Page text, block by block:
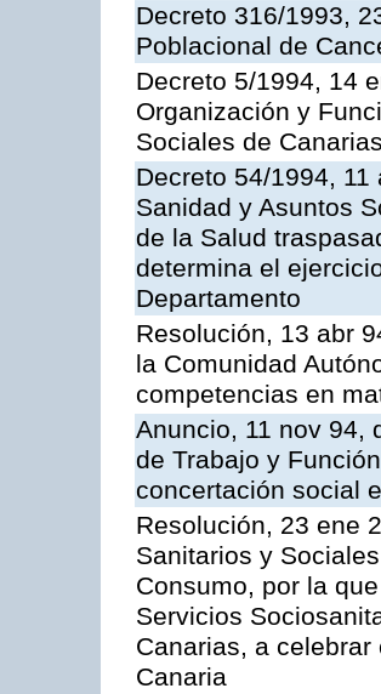
Decreto 316/1993,
Poblacional de
Decreto 5/1994, 14
Organización y
Sociales de Canarias
Decreto 54/1994,
Sanidad y Asuntos
de la Salud
determina el
Departamento
Resolución, 13 abr
la Comunidad
competencias en
Anuncio, 11 nov 94,
de Trabajo y
concertación social
Resolución, 23 ene
Sanitarios y
Consumo, por la
Servicios
Canarias, a
Canaria